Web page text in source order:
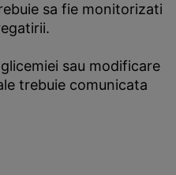
sa fie monitorizati
sau modificare
trebuie comunicata